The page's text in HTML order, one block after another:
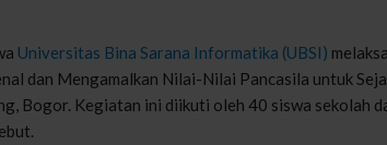
Universitas Bina Sarana Informatika (UBSI)
dan Mengamalkan Nilai-Nilai Pancasila untuk
Bogor. Kegiatan ini diikuti oleh 40 siswa sekolah
.